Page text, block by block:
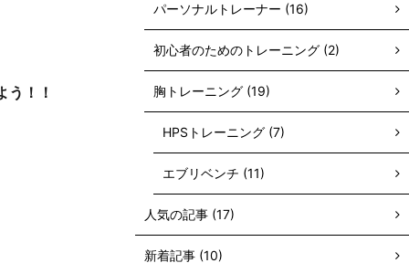
う！！
パーソナルトレーナー (16)
初心者のためのトレーニング (2)
胸トレーニング (19)
HPSトレーニング (7)
エブリベンチ (11)
人気の記事 (17)
新着記事 (10)